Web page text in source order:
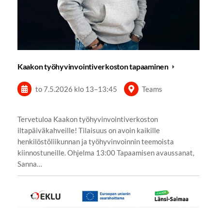
Kaakon työhyvinvointiverkoston tapaaminen
to 7.5.2026 klo 13–13:45 Teams
Tervetuloa Kaakon työhyvinvointiverkoston
iltapäiväkahveille! Tilaisuus on avoin kaikille
henkilöstöliikunnan ja työhyvinvoinnin teemoista
kiinnostuneille. Ohjelma 13:00 Tapaamisen avaussanat,
Sanna…